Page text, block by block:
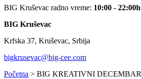
BIG Kruševac radno vreme: 10:00 - 22:00h
BIG Kruševac
Krfska 37, Kruševac, Srbija
bigkrusevac@big-cee.com
Početna > BIG KREATIVNI DECEMBAR